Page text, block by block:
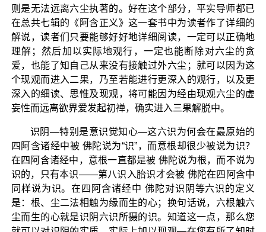
则是无法远离六尘执著的。好在这个部分，平实导师都已
在总共七辑的《阿含正义》这一套书中为读者作了详细的
解说，读者们只要能够好好地详细阅读，一定可以正确地
理解；然后加以实际地观行，一定也能断除对六尘的贪
爱，也能了知自己从来没有接触过外六尘；就可以因为这
个现观而进入二果，乃至若能进行更深入的观行，以及更
深入的细读、思惟及现观，将可能因为经由现观六尘的虚
妄性而远离欲界爱发起初禅，确实进入三果解脱中。
识阴—特别是意识觉知心—这六识为何会在最原始的
四阿含诸经中被 佛陀说为“识”，而意根却很少被说为识？
在四阿含诸经中，意根一直都是被 佛陀说为根，而不说为
识的，只有本识——第八识入胎识才会被 佛陀在四阿含中
同样说为识。在四阿含诸经中 佛陀对识阴等六识的定义
是：根、尘二法相触为缘而生的心；换句话说，六根触六
尘而生的心就是识阴六识所摄的识。知道这一点，那么您